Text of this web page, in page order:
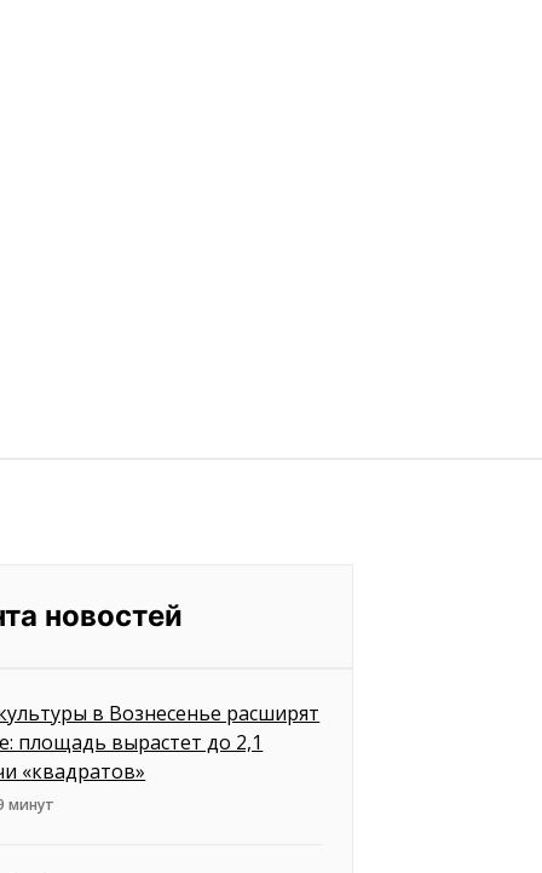
новостей
в Вознесенье расширят
площадь вырастет до 2,1
«квадратов»
минут